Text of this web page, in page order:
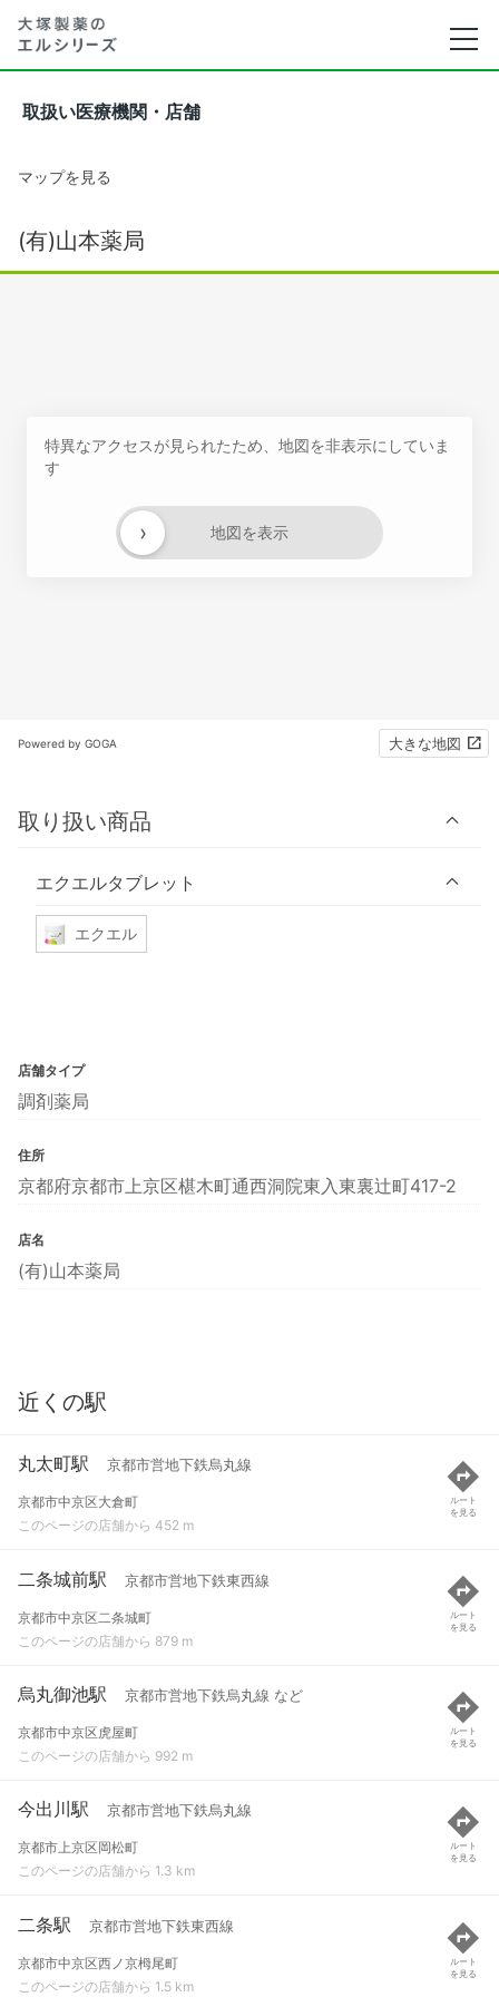
取扱い医療機関・店舗
マップを見る
(有)山本薬局
特異なアクセスが見られたため、地図を非表示にしていま
す
地図を表示
›
Powered by GOGA 大きな地図
取り扱い商品
エクエルタブレット
エクエル
店舗タイプ
調剤薬局
住所
京都府京都市上京区椹木町通西洞院東入東裏辻町417-2
店名
(有)山本薬局
近くの駅
丸太町駅 京都市営地下鉄烏丸線
京都市中京区大倉町
このページの店舗から 452 m
ルート
を見る
二条城前駅 京都市営地下鉄東西線
京都市中京区二条城町
このページの店舗から 879 m
ルート
を見る
烏丸御池駅 京都市営地下鉄烏丸線 など
京都市中京区虎屋町
このページの店舗から 992 m
ルート
を見る
今出川駅 京都市営地下鉄烏丸線
京都市上京区岡松町
このページの店舗から 1.3 km
ルート
を見る
二条駅 京都市営地下鉄東西線
京都市中京区西ノ京栂尾町
このページの店舗から 1.5 km
ルート
を見る